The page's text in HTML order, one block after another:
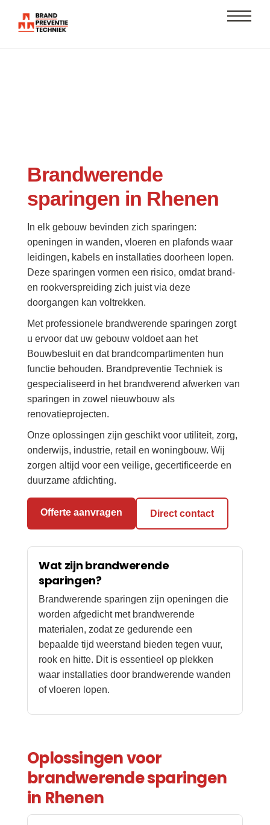
Brandwerende
sparingen in Rhenen
In elk gebouw bevinden zich sparingen:
openingen in wanden, vloeren en plafonds waar
leidingen, kabels en installaties doorheen lopen.
Deze sparingen vormen een risico, omdat brand-
en rookverspreiding zich juist via deze
doorgangen kan voltrekken.
Met professionele brandwerende sparingen zorgt
u ervoor dat uw gebouw voldoet aan het
Bouwbesluit en dat brandcompartimenten hun
functie behouden. Brandpreventie Techniek is
gespecialiseerd in het brandwerend afwerken van
sparingen in zowel nieuwbouw als
renovatieprojecten.
Onze oplossingen zijn geschikt voor utiliteit, zorg,
onderwijs, industrie, retail en woningbouw. Wij
zorgen altijd voor een veilige, gecertificeerde en
duurzame afdichting.
Offerte aanvragen Direct contact
Wat zijn brandwerende
sparingen?
Brandwerende sparingen zijn openingen die
worden afgedicht met brandwerende
materialen, zodat ze gedurende een
bepaalde tijd weerstand bieden tegen vuur,
rook en hitte. Dit is essentieel op plekken
waar installaties door brandwerende wanden
of vloeren lopen.
Oplossingen voor
brandwerende sparingen
in Rhenen